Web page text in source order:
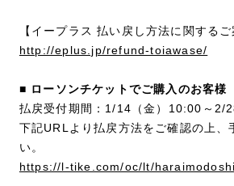
【イープラス 払い戻し方法に関するご
http://eplus.jp/refund-toiawase/
■ ローソンチケットでご購入のお客様
払戻受付期間：1/14（金）10:00～2/
下記URLより払戻方法をご確認の上、
い。
https://l-tike.com/oc/lt/